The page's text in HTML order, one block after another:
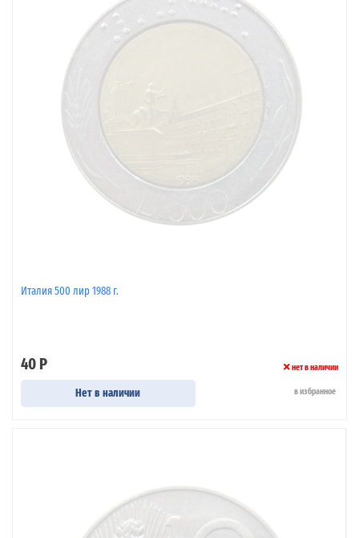
Италия 500 лир 1988 г.
40 Р нет в наличии
Нет в наличии в избранное